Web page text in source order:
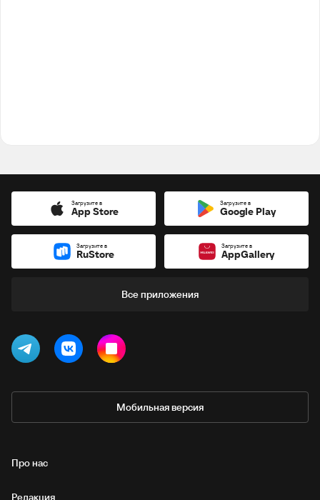
Загрузите в
App Store
Загрузите в
Google Play
Загрузите в
RuStore
Загрузите в
AppGallery
Все приложения
Мобильная версия
Про нас
Редакция